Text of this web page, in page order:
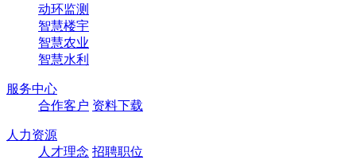
动环监测
智慧楼宇
智慧农业
智慧水利
服务中心
合作客户 资料下载
人力资源
人才理念 招聘职位